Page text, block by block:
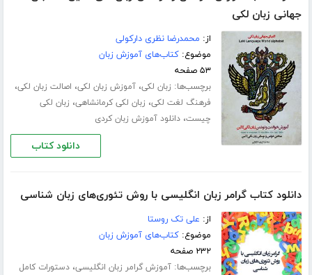
جهانی زبان لکی
از: محمدرضا نظری دارکولی
موضوع:کتاب‌های آموزش زبان
۵۳ صفحه
برچسب‌ها: زبان لکی،آموزش زبان لکی، اصالت زبان لکی،
فرهنگ لغت لکی، زبان لکی کرمانشاهی، زبان لکی
چیست،دانلود آموزش زبان کردی
دانلود کتاب
دانلود کتاب گرامر زبان انگلیسی با روش تئوری‌های زبان شناسی
از: علی تک روستا
موضوع:کتاب‌های آموزش زبان
۲۳۲ صفحه
برچسب‌ها:آموزش گرامر زبان انگلیسی،دستورات کامل